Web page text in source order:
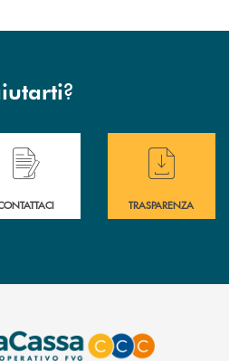
?
filiali .
bisogno di assistenza immediata?
Hai bisogno di
TRASPARENZA